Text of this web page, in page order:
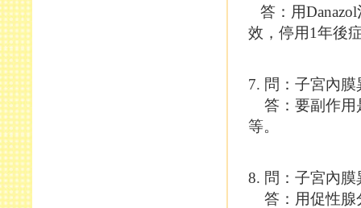
答：用
效，停用1年後
7. 問：子宮內
答：要副作用
等。
8. 問：子宮內
答：用促性腺